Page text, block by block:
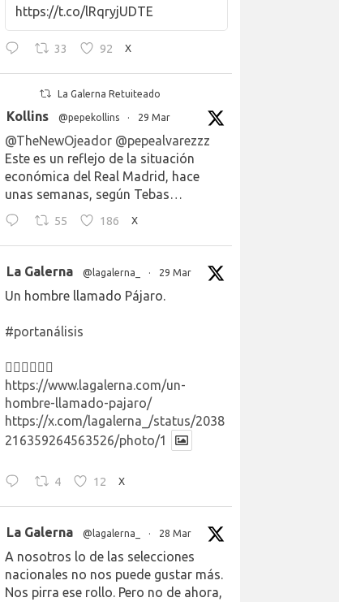
https://t.co/lRqryjUDTE
33 92 X
La Galerna Retuiteado
Kollins @pepekollins · 29 Mar
@TheNewOjeador @pepealvarezzz
Este es un reflejo de la situación
económica del Real Madrid, hace
unas semanas, según Tebas…
55 186 X
La Galerna @lagalerna_ · 29 Mar
Un hombre llamado Pájaro.
#portanálisis
👉🏻👉🏻👉🏻
https://www.lagalerna.com/un-
hombre-llamado-pajaro/
https://x.com/lagalerna_/status/2038
216359264563526/photo/1
4 12 X
La Galerna @lagalerna_ · 28 Mar
A nosotros lo de las selecciones
nacionales no nos puede gustar más.
Nos pirra ese rollo. Pero no de ahora,